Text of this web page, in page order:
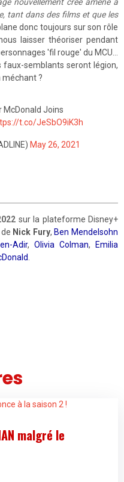
tant dans des films et que les
donc toujours sur son rôle
laisser théoriser pendant
'fil rouge' du MCU...
semblants seront légion,
?
McDonald Joins
t.co/JeSbO9iK3h
May 26, 2021
sur la plateforme Disney+
Nick Fury, Ben Mendelsohn
Adir,Olivia Colman,
Emilia
malgré le